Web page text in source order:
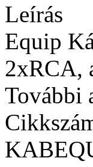
Leírás
Equip
2xRCA,
További